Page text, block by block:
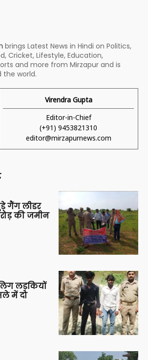
brings Latest News in Hindi on Politics,
Cricket, Lifestyle, Education,
and more from Mirzapur and is
the world.
Virendra Gupta
Editor-in-Chief
(+91) 9453821310
editor@mirzapurnews.com
गैंग लीडर
की जमीन
लड़कियों
में दो